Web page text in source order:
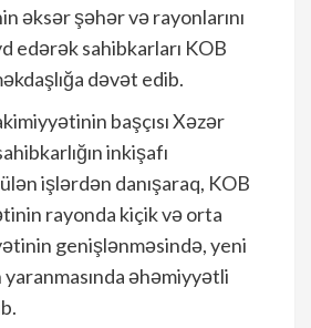
əksər şəhər və rayonlarını
edərək sahibkarları KOB
dəvət edib.
başçısı Xəzər
inkişafı
işlərdən danışaraq, KOB
rayonda kiçik və orta
genişlənməsində, yeni
əhəmiyyətli